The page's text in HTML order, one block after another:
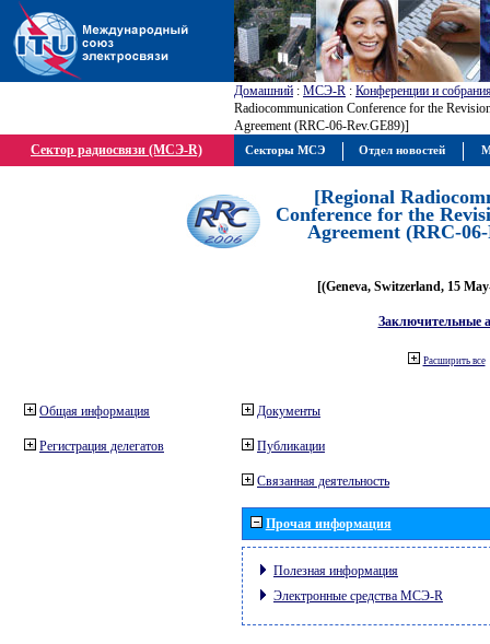
Домашний : МСЭ-R : Конференции и
Radiocommunication Conference for the
Agreement (RRC-06-Rev.GE89)]
Сектор радиосвязи (МСЭ-R)
[Regional
Conference for the
Agreement (RRC-
[(Geneva, Switzerland, 15
Заключительные
Расширить все
Общая информация
Регистрация делегатов
Документы
Публикации
Связанная деятельность
Прочая информация
Полезная информация
Электронные средства МСЭ-R
Секторы МСЭ Отдел новостей